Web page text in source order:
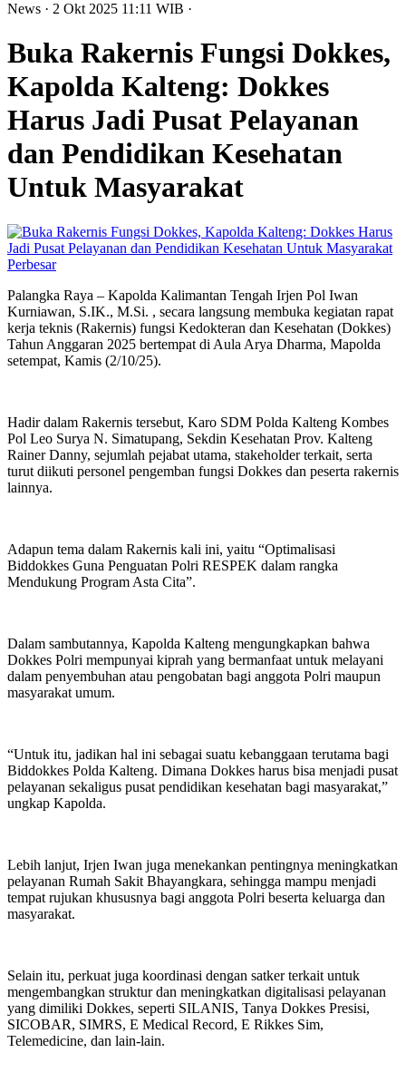
News · 2 Okt 2025 11:11 WIB ·
Buka Rakernis Fungsi Dokkes,
Kapolda Kalteng: Dokkes
Harus Jadi Pusat Pelayanan
dan Pendidikan Kesehatan
Untuk Masyarakat
Perbesar
Palangka Raya – Kapolda Kalimantan Tengah Irjen Pol Iwan
Kurniawan, S.IK., M.Si. , secara langsung membuka kegiatan rapat
kerja teknis (Rakernis) fungsi Kedokteran dan Kesehatan (Dokkes)
Tahun Anggaran 2025 bertempat di Aula Arya Dharma, Mapolda
setempat, Kamis (2/10/25).
Hadir dalam Rakernis tersebut, Karo SDM Polda Kalteng Kombes
Pol Leo Surya N. Simatupang, Sekdin Kesehatan Prov. Kalteng
Rainer Danny, sejumlah pejabat utama, stakeholder terkait, serta
turut diikuti personel pengemban fungsi Dokkes dan peserta rakernis
lainnya.
Adapun tema dalam Rakernis kali ini, yaitu “Optimalisasi
Biddokkes Guna Penguatan Polri RESPEK dalam rangka
Mendukung Program Asta Cita”.
Dalam sambutannya, Kapolda Kalteng mengungkapkan bahwa
Dokkes Polri mempunyai kiprah yang bermanfaat untuk melayani
dalam penyembuhan atau pengobatan bagi anggota Polri maupun
masyarakat umum.
“Untuk itu, jadikan hal ini sebagai suatu kebanggaan terutama bagi
Biddokkes Polda Kalteng. Dimana Dokkes harus bisa menjadi pusat
pelayanan sekaligus pusat pendidikan kesehatan bagi masyarakat,”
ungkap Kapolda.
Lebih lanjut, Irjen Iwan juga menekankan pentingnya meningkatkan
pelayanan Rumah Sakit Bhayangkara, sehingga mampu menjadi
tempat rujukan khususnya bagi anggota Polri beserta keluarga dan
masyarakat.
Selain itu, perkuat juga koordinasi dengan satker terkait untuk
mengembangkan struktur dan meningkatkan digitalisasi pelayanan
yang dimiliki Dokkes, seperti SILANIS, Tanya Dokkes Presisi,
SICOBAR, SIMRS, E Medical Record, E Rikkes Sim,
Telemedicine, dan lain-lain.